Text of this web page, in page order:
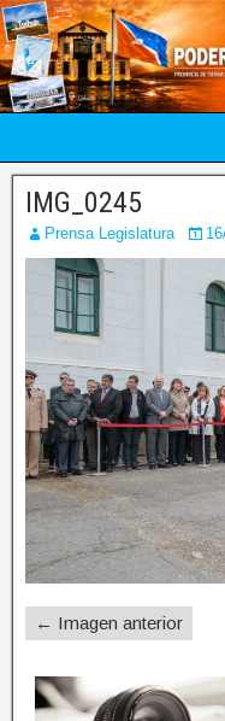
IMG_0245
Prensa Legislatura
← Imagen anterior